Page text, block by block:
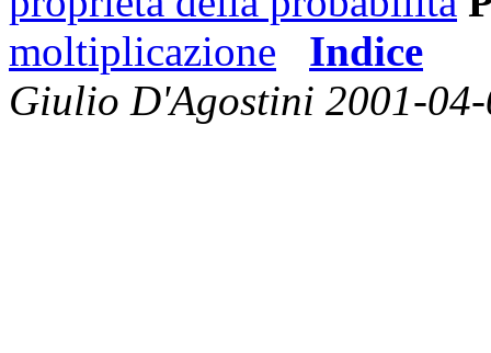
moltiplicazione
Indice
Giulio D'Agostini 2001-